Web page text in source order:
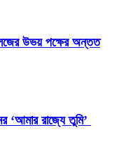
উভয় পক্ষের অন্তত
‘আমার রাজ্যে তুমি’